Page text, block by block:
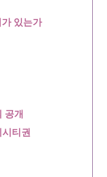
있는가
공개
티권